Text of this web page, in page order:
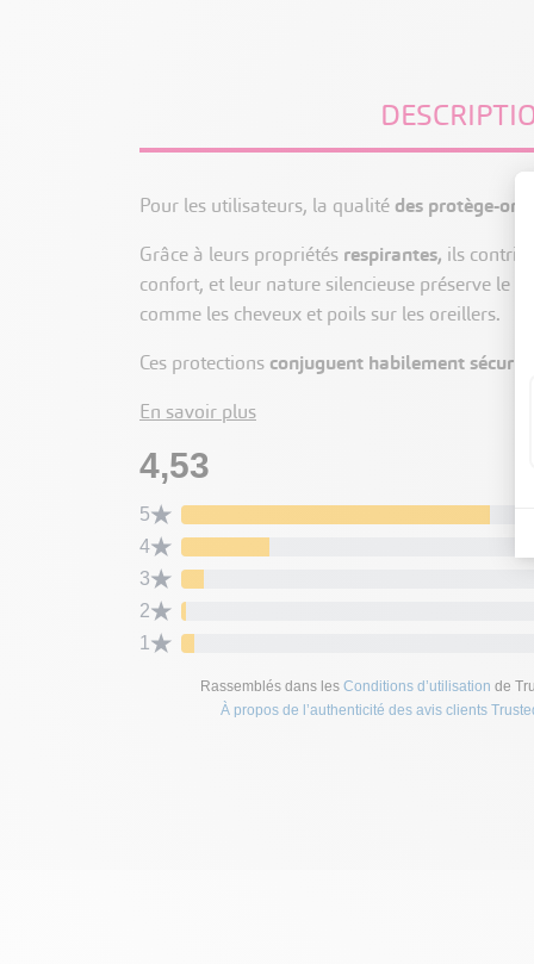
Pour les utilisateurs, la qualité des protège-
Grâce à leurs propriétés respirantes, ils
confort, et leur nature silencieuse préserve le
comme les cheveux et poils sur les oreillers.
Ces protections conjuguent habilement
En savoir plus